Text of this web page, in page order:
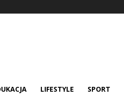
LIFESTYLE SPORT